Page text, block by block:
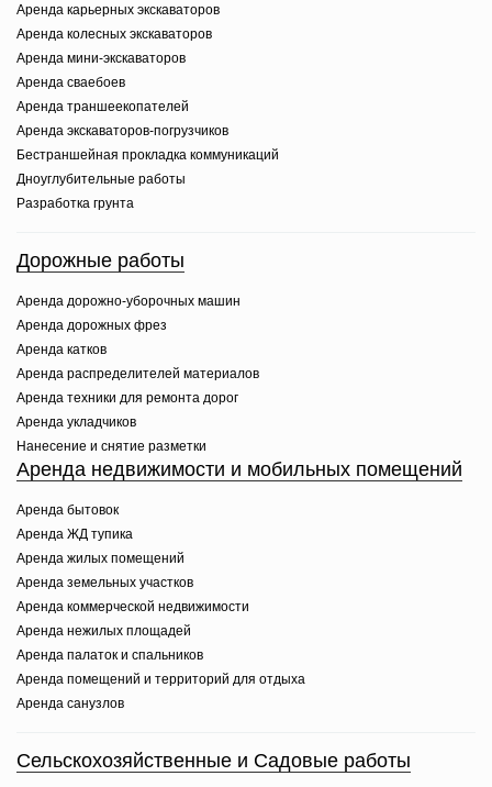
Аренда карьерных экскаваторов
Аренда колесных экскаваторов
Аренда мини-экскаваторов
Аренда сваебоев
Аренда траншеекопателей
Аренда экскаваторов-погрузчиков
Бестраншейная прокладка коммуникаций
Дноуглубительные работы
Разработка грунта
Дорожные работы
Аренда дорожно-уборочных машин
Аренда дорожных фрез
Аренда катков
Аренда распределителей материалов
Аренда техники для ремонта дорог
Аренда укладчиков
Нанесение и снятие разметки
Аренда недвижимости и мобильных помещений
Аренда бытовок
Аренда ЖД тупика
Аренда жилых помещений
Аренда земельных участков
Аренда коммерческой недвижимости
Аренда нежилых площадей
Аренда палаток и спальников
Аренда помещений и территорий для отдыха
Аренда санузлов
Сельскохозяйственные и Садовые работы